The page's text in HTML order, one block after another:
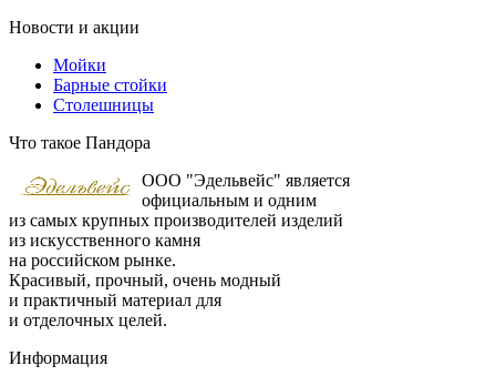
Новости и акции
Мойки
Барные стойки
Столешницы
Что такое Пандора
ООО "Эдельвейс" является
официальным и одним
из самых крупных производителей изделий
из искусственного камня
на российском рынке.
Красивый, прочный, очень модный
и практичный материал для
и отделочных целей.
Информация